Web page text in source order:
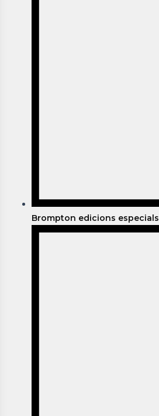
Brompton edicions especials